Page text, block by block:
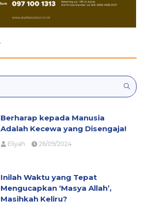
Berharap kepada Manusia
Adalah Kecewa yang Disengaja!
Eliyah 26/09/2024
Inilah Waktu yang Tepat
Mengucapkan ‘Masya Allah’,
Masihkah Keliru?